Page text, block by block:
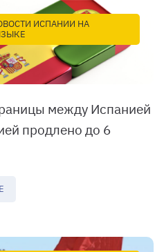
ИСПАНИИ НА
между Испанией
продлено до 6